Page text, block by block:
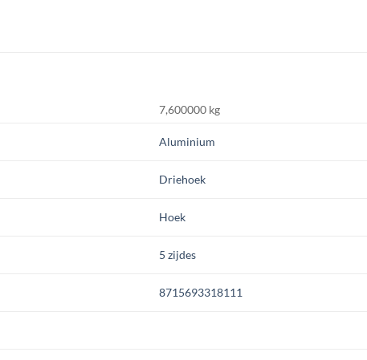
7,600000 kg
Aluminium
Driehoek
Hoek
5 zijdes
8715693318111